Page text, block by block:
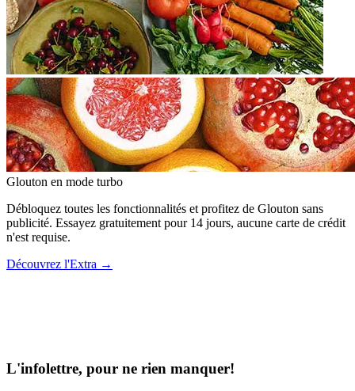
Glouton en mode turbo
Débloquez toutes les fonctionnalités et profitez de Glouton sans
publicité. Essayez gratuitement pour 14 jours, aucune carte de crédit
n'est requise.
Découvrez l'Extra →
L'infolettre, pour ne rien manquer!